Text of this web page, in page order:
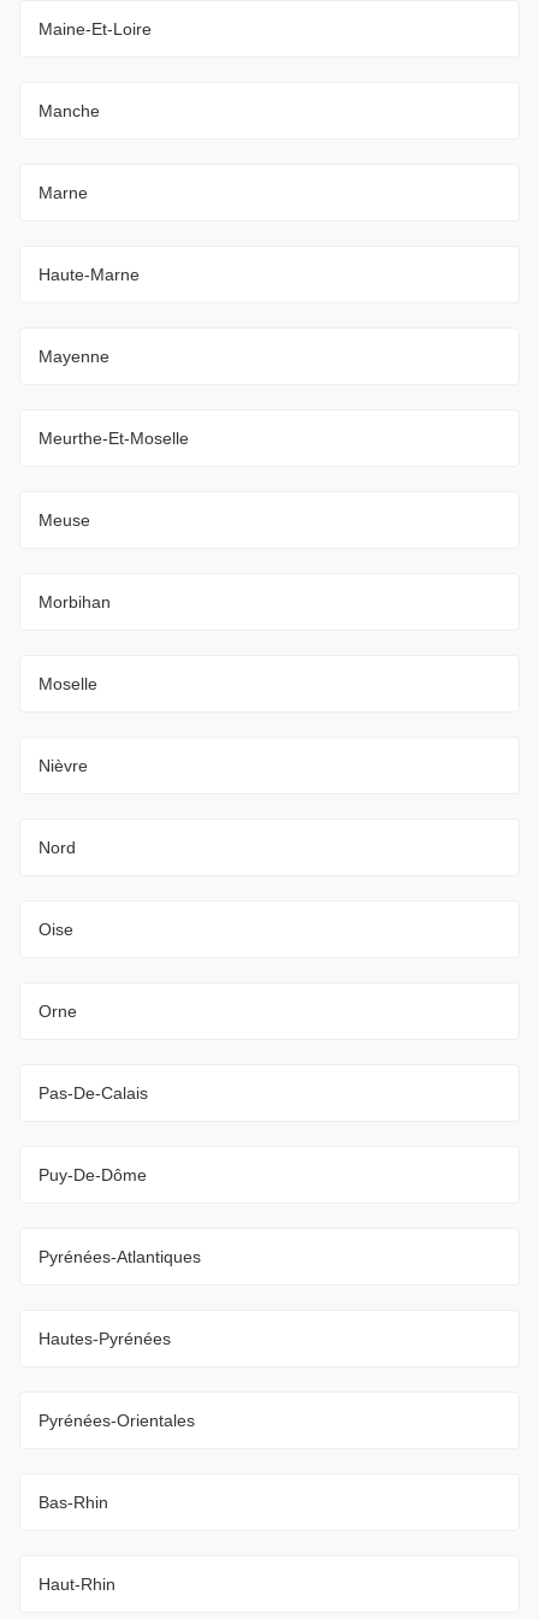
Maine-Et-Loire
Manche
Marne
Haute-Marne
Mayenne
Meurthe-Et-Moselle
Meuse
Morbihan
Moselle
Nièvre
Nord
Oise
Orne
Pas-De-Calais
Puy-De-Dôme
Pyrénées-Atlantiques
Hautes-Pyrénées
Pyrénées-Orientales
Bas-Rhin
Haut-Rhin